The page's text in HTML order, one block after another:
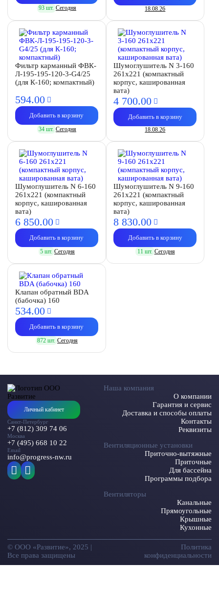
93 шт. Сегодня 18.08.26
Фильтр карманный ФВК-
Л-195-195-120-3-G4/25
(для К-160; компактный)
594.00
Добавить в корзину
34 шт. Сегодня
Шумоглушитель N 3-160
261х221 (компактный
корпус, кашированная
вата)
4 700.00
Добавить в корзину
18.08.26
Шумоглушитель N 6-160
261х221 (компактный
корпус, кашированная
вата)
6 850.00
Добавить в корзину
5 шт. Сегодня
Шумоглушитель N 9-160
261х221 (компактный
корпус, кашированная
вата)
8 830.00
Добавить в корзину
11 шт. Сегодня
Клапан обратный BDA
(бабочка) 160
534.00
Добавить в корзину
872 шт. Сегодня
Личный кабинет
Санкт-Петербург
+7 (812) 309 74 06
Москва
+7 (495) 668 10 22
Email
info@progress-nw.ru
Наша компания
О компании
Гарантия и сервис
Доставка и способы оплаты
Контакты
Реквизиты
Вентиляционные установки
Приточно-вытяжные
Приточные
Для бассейна
Программы подбора
Вентиляторы
Канальные
Прямоугольные
Крышные
Кухонные
© ООО «Развитие», 2025 |
Все права защищены
Политика
конфиденциальности